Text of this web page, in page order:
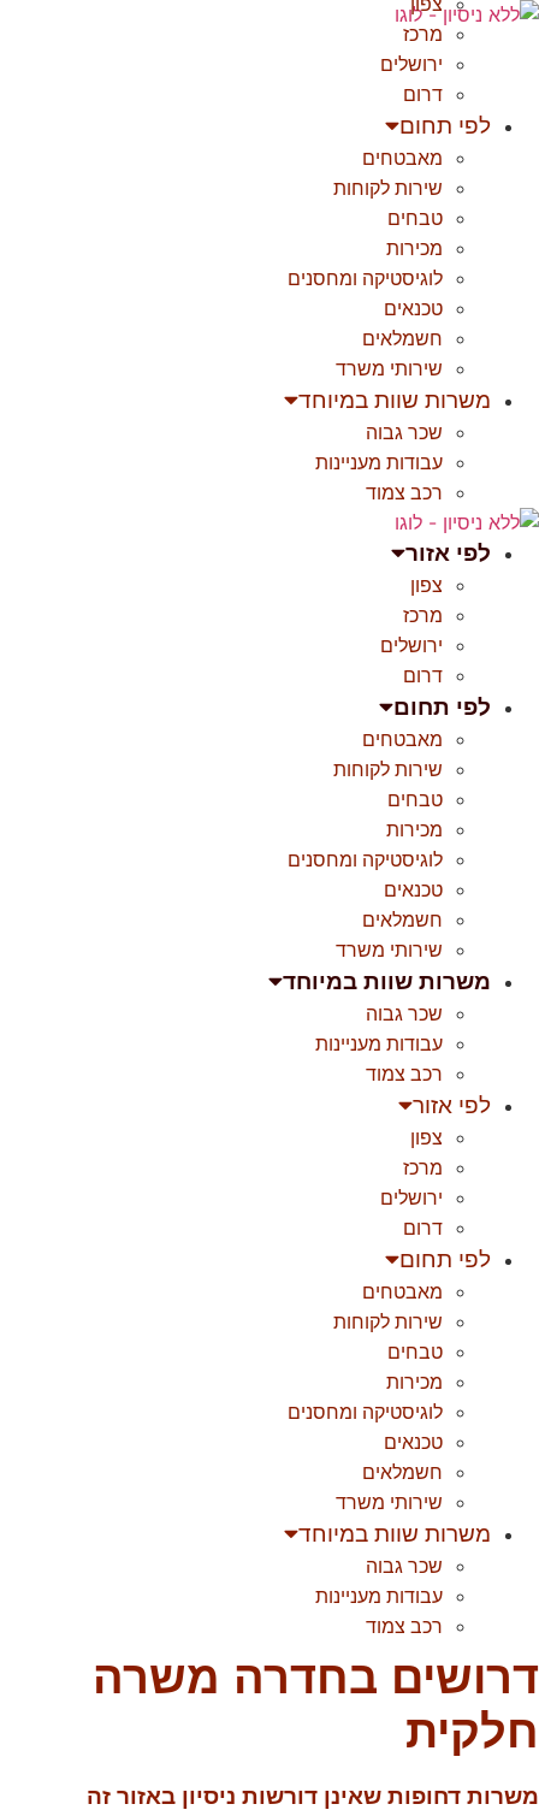
צפון
מרכז
ירושלים
דרום
לפי תחום
מאבטחים
שירות לקוחות
טבחים
מכירות
לוגיסטיקה ומחסנים
טכנאים
חשמלאים
שירותי משרד
משרות שוות במיוחד
שכר גבוה
עבודות מעניינות
רכב צמוד
לפי אזור
צפון
מרכז
ירושלים
דרום
לפי תחום
מאבטחים
שירות לקוחות
טבחים
מכירות
לוגיסטיקה ומחסנים
טכנאים
חשמלאים
שירותי משרד
משרות שוות במיוחד
שכר גבוה
עבודות מעניינות
רכב צמוד
לפי אזור
צפון
מרכז
ירושלים
דרום
לפי תחום
מאבטחים
שירות לקוחות
טבחים
מכירות
לוגיסטיקה ומחסנים
טכנאים
חשמלאים
שירותי משרד
משרות שוות במיוחד
שכר גבוה
עבודות מעניינות
רכב צמוד
בחדרה משרה
דחופות שאינן דורשות ניסיון באזור זה